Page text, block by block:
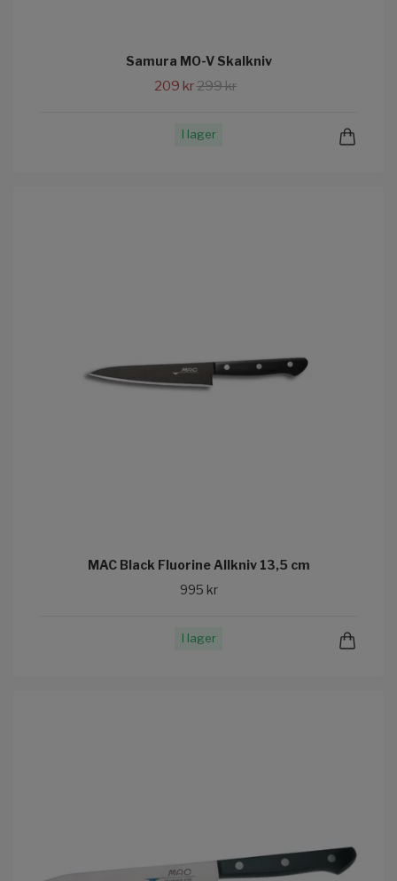
Samura MO-V Skalkniv
209 kr299 kr
I lager
MAC Black Fluorine Allkniv 13,5 cm
995 kr
I lager